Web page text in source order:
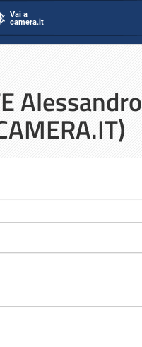
Vai a
camera.it
Alessandro